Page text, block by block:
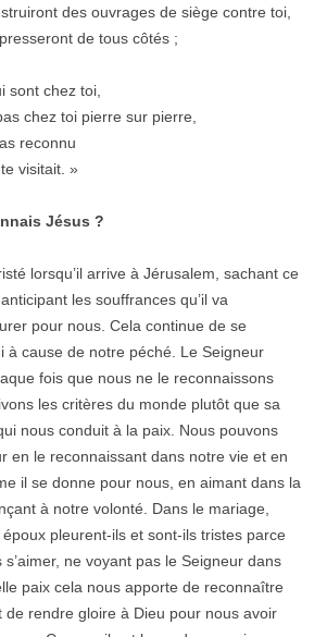
des ouvrages de siège contre toi,
de tous côtés ;
sont chez toi,
chez toi pierre sur pierre,
reconnu
visitait. »
Jésus ?
lorsqu’il arrive à Jérusalem, sachant ce
les souffrances qu’il va
pour nous. Cela continue de se
à cause de notre péché. Le Seigneur
fois que nous ne le reconnaissons
les critères du monde plutôt que sa
nous conduit à la paix. Nous pouvons
en le reconnaissant dans notre vie et en
il se donne pour nous, en aimant dans la
à notre volonté. Dans le mariage,
pleurent-ils et sont-ils tristes parce
s’aimer, ne voyant pas le Seigneur dans
paix cela nous apporte de reconnaître
de rendre gloire à Dieu pour nous avoir